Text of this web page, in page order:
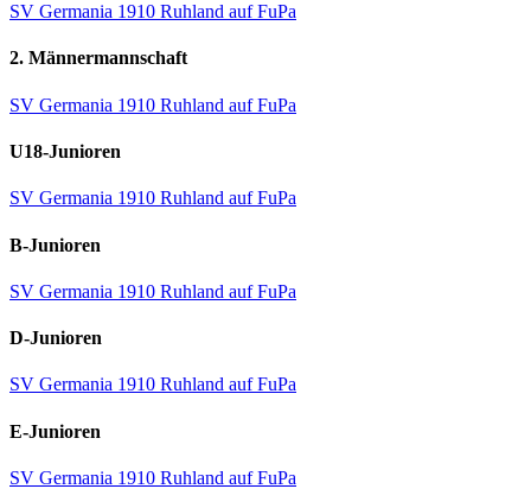
SV Germania 1910 Ruhland auf FuPa
2. Männermannschaft
SV Germania 1910 Ruhland auf FuPa
U18-Junioren
SV Germania 1910 Ruhland auf FuPa
B-Junioren
SV Germania 1910 Ruhland auf FuPa
D-Junioren
SV Germania 1910 Ruhland auf FuPa
E-Junioren
SV Germania 1910 Ruhland auf FuPa